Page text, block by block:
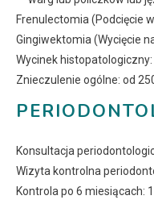
Frenulectomia (Podcięcie
Gingiwektomia (Wycięcie
Wycinek histopatologiczny:
Znieczulenie ogólne: od
Konsultacja
Wizyta kontrolna
Kontrola po 6 miesiącach: